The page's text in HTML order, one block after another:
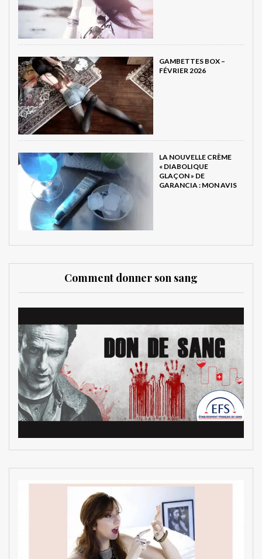
GAMBETTES BOX –
FÉVRIER 2026
LA NOUVELLE CRÈME
« DIABOLIQUE
GLAÇON » DE
GARANCIA : MON AVIS
Comment donner son sang